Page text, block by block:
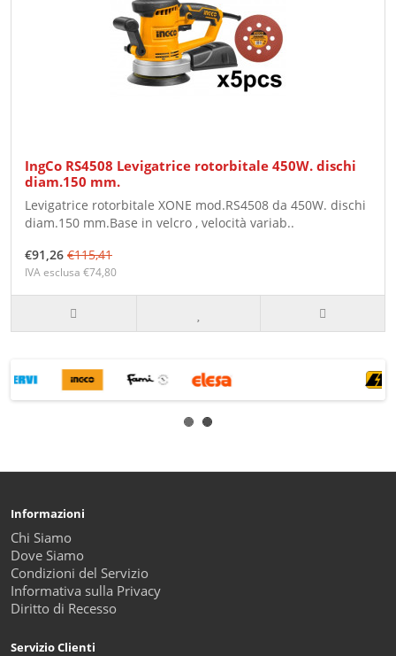
IngCo RS4508 Levigatrice rotorbitale 450W. dischi
diam.150 mm.
Levigatrice rotorbitale XONE mod.RS4508 da 450W. dischi
diam.150 mm.Base in velcro , velocità variab..
€91,26 €115,41
IVA esclusa €74,80
Informazioni
Chi Siamo
Dove Siamo
Condizioni del Servizio
Informativa sulla Privacy
Diritto di Recesso
Servizio Clienti